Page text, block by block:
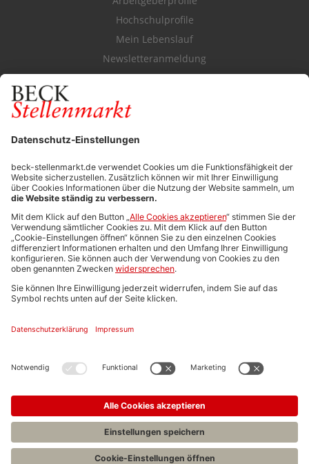
Hochschulprofile
Mein Lebenslauf
Newsletteranmeldung
Durchsuchen Sie den Stellenkatalog
FÜR ARBEITGEBER
Stellenmarktpreise
Anzeigen-AGB
Media-Daten
Newsletteranmeldung
Produktübersicht
ALLGEMEIN
FAQs
Impressum
Stellenangebote C.H.BECK